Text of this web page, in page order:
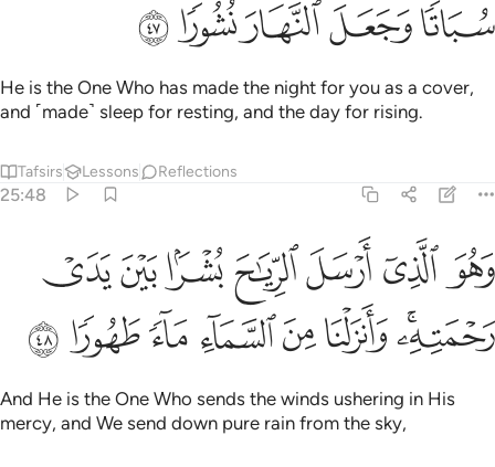
ﱰﱱﱲﱳﱴ
He is the One Who has made the night for you as a cover,
and ˹made˺ sleep for resting, and the day for rising.
Tafsirs Lessons Reflections
25:48
وهو الذي ارسل الرياح بشرا بين يدي رحمته وانزلنا من السماء ماء
وَهُوَ ٱلَّذِىٓ أَرْسَلَ ٱلرِّيَـٰحَ بُشْرًۢا بَيْنَ يَدَىْ رَحْمَتِهِۦ ۚ وَأَنزَلْنَا مِنَ
ﱵﱶﱷﱸﱹﱺﱻ
ﱼﱽﱾﱿﲀ ﲁﲂﲃ
And He is the One Who sends the winds ushering in His
mercy, and We send down pure rain from the sky,